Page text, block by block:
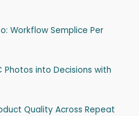
Workflow Semplice Per
Photos into Decisions with
Quality Across Repeat